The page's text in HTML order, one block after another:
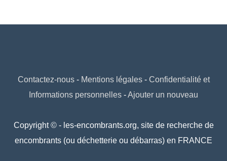
Contactez-nous- Mentions légales- Confidentialité et
Informations personnelles -Ajouter un nouveau
Copyright © - les-encombrants.org, site de recherche de
encombrants (ou déchetterie ou débarras) en FRANCE